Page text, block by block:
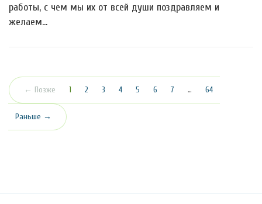
работы, с чем мы их от всей души поздравляем и
желаем…
← Позже 1 (текущая)
2 3 4 5 6 7 … 64
Раньше →